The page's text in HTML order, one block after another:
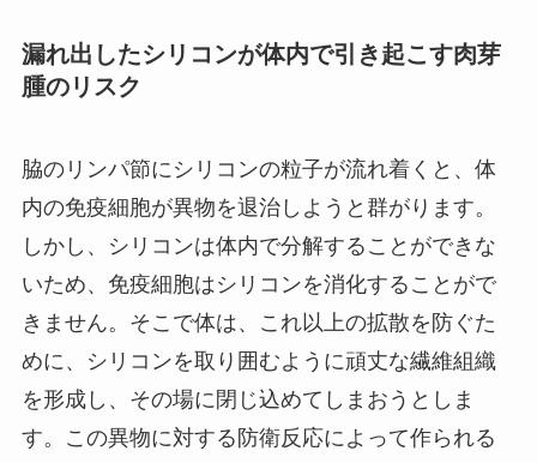
漏れ出したシリコンが体内で引き起こす肉芽
腫のリスク
脇のリンパ節にシリコンの粒子が流れ着くと、体
内の免疫細胞が異物を退治しようと群がります。
しかし、シリコンは体内で分解することができな
いため、免疫細胞はシリコンを消化することがで
きません。そこで体は、これ以上の拡散を防ぐた
めに、シリコンを取り囲むように頑丈な繊維組織
を形成し、その場に閉じ込めてしまおうとしま
す。この異物に対する防衛反応によって作られる